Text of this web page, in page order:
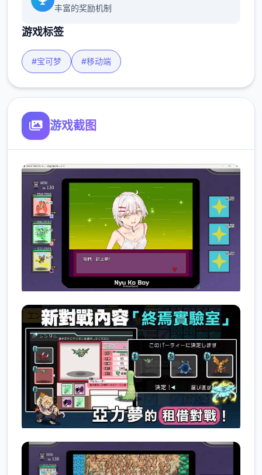
丰富的奖励机制
游戏标签
#宝可梦 #移动端
游戏截图